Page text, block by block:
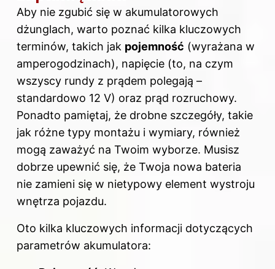
Aby nie zgubić się w akumulatorowych
dżunglach, warto poznać kilka kluczowych
terminów, takich jak pojemność (wyrażana w
amperogodzinach), napięcie (to, na czym
wszyscy rundy z prądem polegają –
standardowo 12 V) oraz prąd rozruchowy.
Ponadto pamiętaj, że drobne szczegóły, takie
jak różne typy montażu i wymiary, również
mogą zaważyć na Twoim wyborze. Musisz
dobrze upewnić się, że Twoja nowa bateria
nie zamieni się w nietypowy element wystroju
wnętrza pojazdu.
Oto kilka kluczowych informacji dotyczących
parametrów akumulatora: